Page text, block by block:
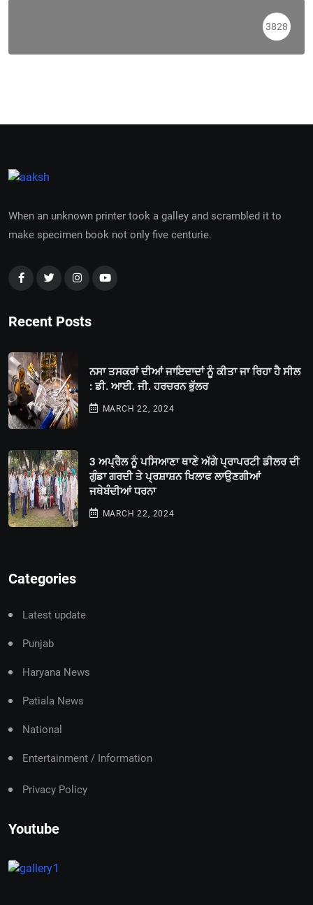
3828
When an unknown printer took a galley and scrambled it to
make specimen book not only five centurie.
Recent Posts
ਨਸਾ ਤਸਕਰਾਂ ਦੀਆਂ ਜਾਇਦਾਦਾਂ ਨੂੰ ਕੀਤਾ ਜਾ ਰਿਹਾ ਹੈ ਸੀਲ
: ਡੀ. ਆਈ. ਜੀ. ਹਰਚਰਨ ਭੁੱਲਰ
MARCH 22, 2024
3 ਅਪ੍ਰੈਲ ਨੂੰ ਪਸਿਆਣਾ ਥਾਣੇ ਅੱਗੇ ਪ੍ਰਾਪਰਟੀ ਡੀਲਰ ਦੀ
ਗੁੰਡਾ ਗਰਦੀ ਤੇ ਪ੍ਰਸ਼ਾਸ਼ਨ ਖਿਲਾਫ ਲਾਉਣਗੀਆਂ
ਜਥੇਬੰਦੀਆਂ ਧਰਨਾ
MARCH 22, 2024
Categories
Latest update
Punjab
Haryana News
Patiala News
National
Entertainment / Information
Privacy Policy
Youtube